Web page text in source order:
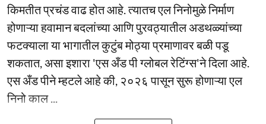
किमतीत प्रचंड वाढ होत आहे. त्यातच एल निनोमुळे निर्माण
होणाऱ्या हवामान बदलांच्या आणि पुरवठ्यातील अडथळ्यांच्या
फटक्याला या भागातील कुटुंब मोठ्या प्रमाणावर बळी पडू
शकतात, असा इशारा 'एस अँड पी ग्लोबल रेटिंग्स'ने दिला आहे.
एस अँड पीने म्हटले आहे की, २०२६ पासून सुरू होणाऱ्या एल
निनो काल ...